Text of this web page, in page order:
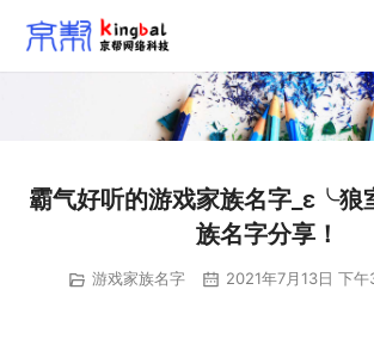
霸气好听的游戏家族名字_ε╰狼
族名字分享！
游戏家族名字 2021年7月13日 下